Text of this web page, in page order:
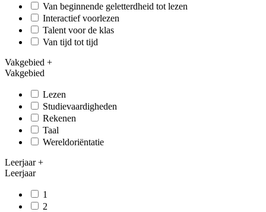
Van beginnende geletterdheid tot lezen
Interactief voorlezen
Talent voor de klas
Van tijd tot tijd
Vakgebied +
Vakgebied
Lezen
Studievaardigheden
Rekenen
Taal
Wereldoriëntatie
Leerjaar+
Leerjaar
1
2